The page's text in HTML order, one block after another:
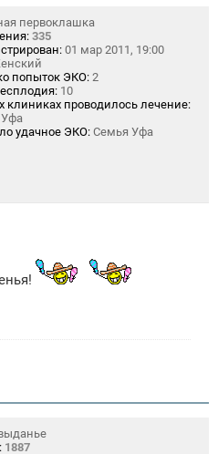
первоклашка
335
01 мар 2011, 19:00
попыток ЭКО: 2
10
клиниках проводилось лечение:
удачное ЭКО: Семья Уфа
1887